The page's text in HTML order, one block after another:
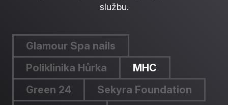
službu.
Glamour Spa nails
Poliklinika Hůrka
MHC
Green 24
Sekyra Foundation